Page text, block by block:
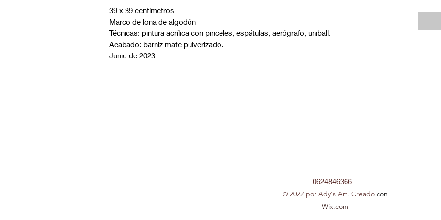
39 x 39 centímetros
Marco de lona de algodón
Técnicas: pintura acrílica con pinceles, espátulas, aerógrafo, uniball.
Acabado: barniz mate pulverizado.
Junio de 2023
0624846366
© 2022 por Ady's Art. Creado con
Wix.com